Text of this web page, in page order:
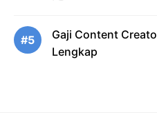
#5
Gaji Content
Lengkap